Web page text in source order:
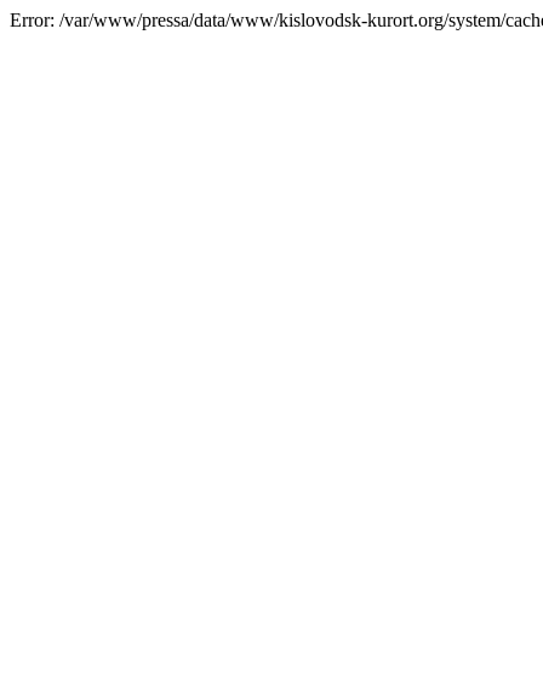
Error: /var/www/pressa/data/www/kislovodsk-kurort.org/system/